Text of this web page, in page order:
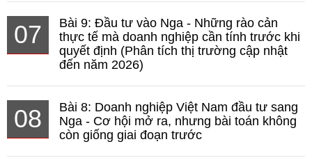
07
Bài 9: Đầu tư vào Nga - Những rào cản
thực tế mà doanh nghiệp cần tính trước khi
quyết định (Phân tích thị trường cập nhật
đến năm 2026)
08
Bài 8: Doanh nghiệp Việt Nam đầu tư sang
Nga - Cơ hội mở ra, nhưng bài toán không
còn giống giai đoạn trước